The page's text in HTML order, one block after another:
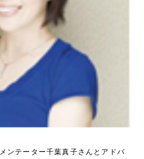
ンテーター千葉真子さんとアドバ